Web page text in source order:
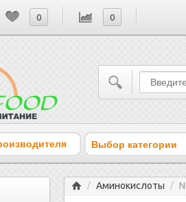
0 0
Выбор категории
Главная
/ Аминокислоты /